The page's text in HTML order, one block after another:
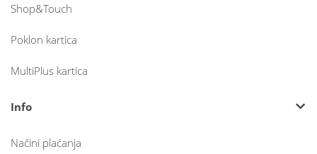
Shop&Touch
Poklon kartica
MultiPlus kartica
Info
Načini plaćanja